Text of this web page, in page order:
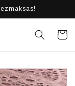
Grozs